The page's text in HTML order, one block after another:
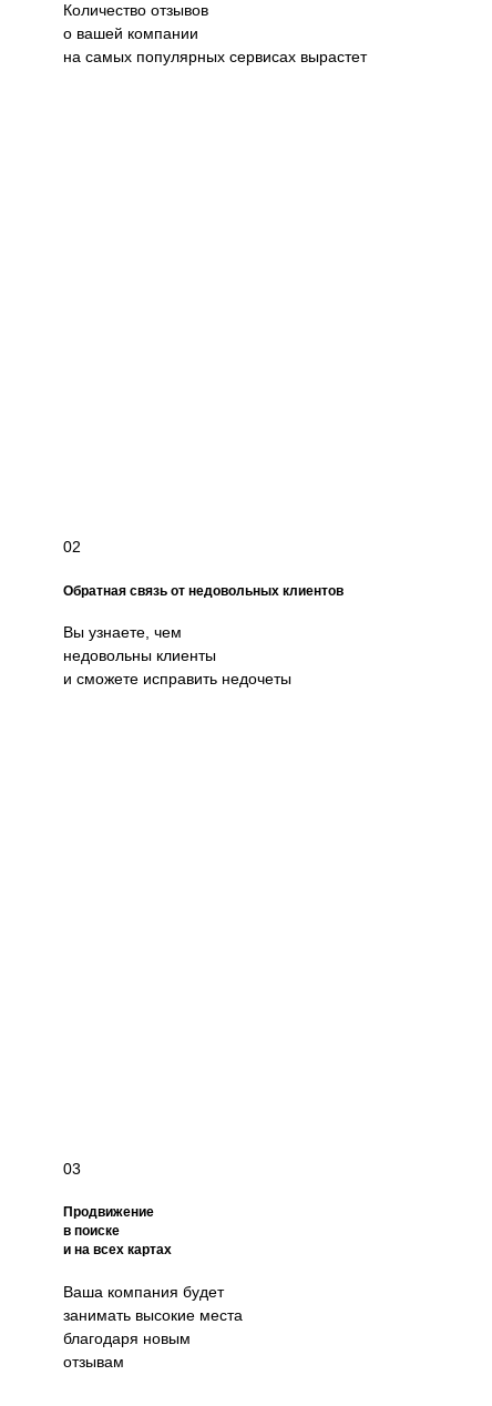
Количество отзывов
о вашей компании
на самых популярных сервисах вырастет
02
Обратная связь от недовольных клиентов
Вы узнаете, чем
недовольны клиенты
и сможете исправить недочеты
03
Продвижение
в поиске
и на всех картах
Ваша компания будет
занимать высокие места
благодаря новым
отзывам